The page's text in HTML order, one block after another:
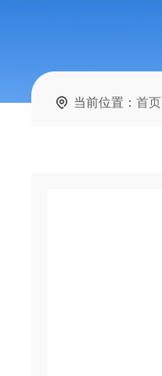
当前位置：首页